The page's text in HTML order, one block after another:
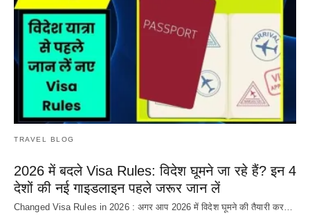
TRAVEL BLOG
2026 में बदले Visa Rules: विदेश घूमने जा रहे हैं? इन 4
देशों की नई गाइडलाइन पहले जरूर जान लें
Changed Visa Rules in 2026 : अगर आप 2026 में विदेश घूमने की तैयारी कर…